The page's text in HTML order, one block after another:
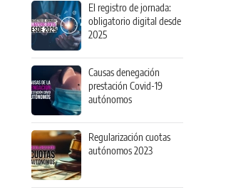
El registro de jornada:
obligatorio digital desde
2025
Causas denegación
prestación Covid-19
autónomos
Regularización cuotas
autónomos 2023